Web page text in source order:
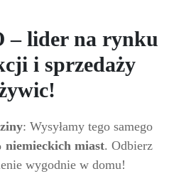
– lider na rynku
i sprzedaży
: Wysyłamy tego samego
niemieckich miast. Odbierz
wygodnie w domu!